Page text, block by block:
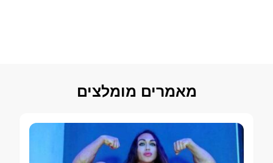
מאמרים מומלצים